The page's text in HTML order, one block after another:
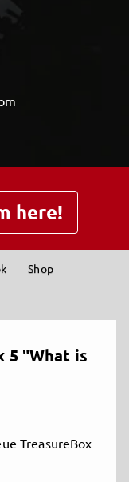
here!
Shop
5 "What is
TreasureBox